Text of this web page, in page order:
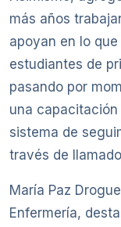
más años
apoyan en lo
estudiantes de
pasando por
una
sistema de
través de
María Paz
Enfermería,